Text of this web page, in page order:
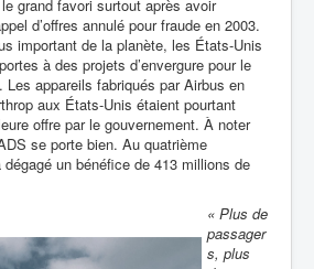
grand favori surtout après avoir
d’offres annulé pour fraude en 2003.
important de la planète, les États-Unis
à des projets d’envergure pour le
Les appareils fabriqués par Airbus en
aux États-Unis étaient pourtant
offre par le gouvernement. À noter
se porte bien. Au quatrième
un bénéfice de 413 millions de
« Plus de
passager
s, plus